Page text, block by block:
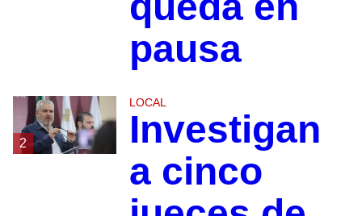
pausa
2
LOCAL
Investigan
a cinco